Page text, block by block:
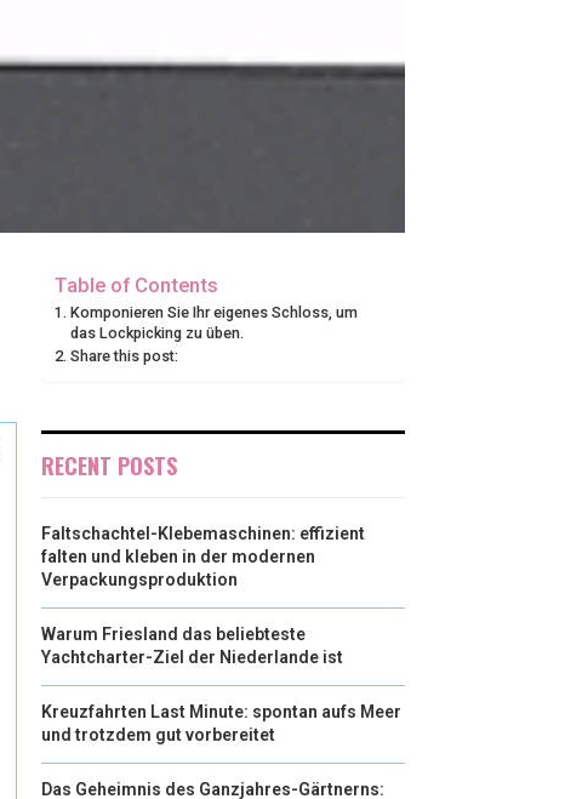
Table of Contents
Komponieren Sie Ihr eigenes Schloss, um
das Lockpicking zu üben.
Share this post:
RECENT POSTS
Faltschachtel-Klebemaschinen: effizient
falten und kleben in der modernen
Verpackungsproduktion
Warum Friesland das beliebteste
Yachtcharter-Ziel der Niederlande ist
Kreuzfahrten Last Minute: spontan aufs Meer
und trotzdem gut vorbereitet
Das Geheimnis des Ganzjahres-Gärtnerns: